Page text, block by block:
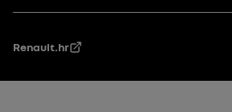
Renault.hr